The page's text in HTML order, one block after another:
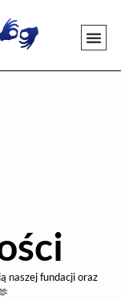
naszej fundacji oraz